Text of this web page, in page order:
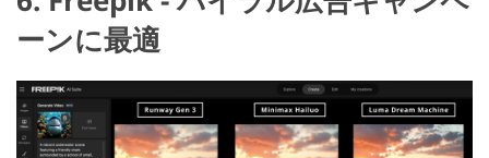
ーンに最適